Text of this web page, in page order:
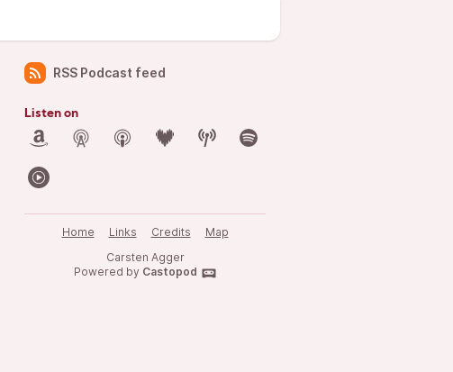
RSS Podcast feed
Listen on
Home Links Credits
Map
Carsten Agger
Powered by Castopod